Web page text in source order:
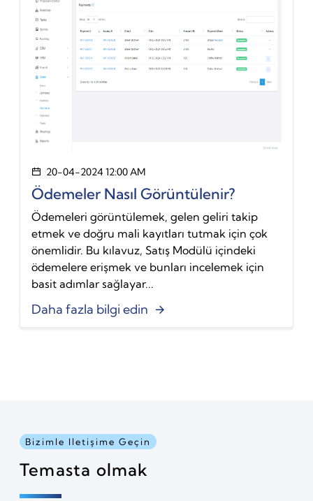
20-04-2024 12:00 AM
Ödemeler Nasıl Görüntülenir?
Ödemeleri görüntülemek, gelen geliri takip
etmek ve doğru mali kayıtları tutmak için çok
önemlidir. Bu kılavuz, Satış Modülü içindeki
ödemelere erişmek ve bunları incelemek için
basit adımlar sağlayar...
Daha fazla bilgi edin
Bizimle Iletişime Geçin
Temasta olmak